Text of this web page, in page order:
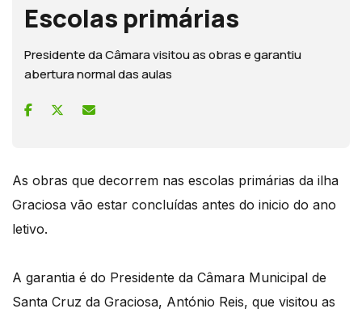
Escolas primárias
Presidente da Câmara visitou as obras e garantiu
abertura normal das aulas
As obras que decorrem nas escolas primárias da ilha
Graciosa vão estar concluídas antes do inicio do ano
letivo.
A garantia é do Presidente da Câmara Municipal de
Santa Cruz da Graciosa, António Reis, que visitou as